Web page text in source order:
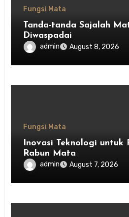
Fungsi Mata
Tanda-tanda Sajalah
Diwaspadai
admin August 8, 2026
Fungsi Mata
Inovasi Teknologi untuk
Rabun Mata
admin August 7, 2026